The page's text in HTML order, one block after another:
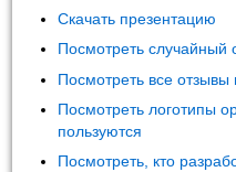
Скачать презентацию
Посмотреть случайный
Посмотреть все отзывы
Посмотреть логотипы
пользуются
Посмотреть, кто